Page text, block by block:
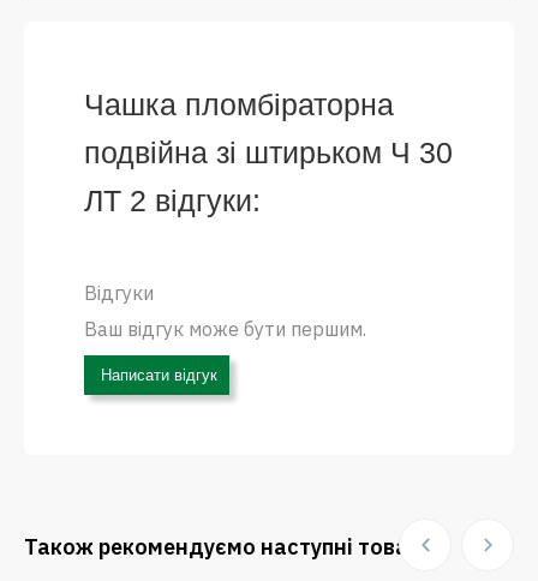
Чашка пломбіраторна
подвійна зі штирьком Ч 30
ЛТ 2 відгуки:
Відгуки
Ваш відгук може бути першим.
Написати відгук
Також рекомендуємо наступні товари: